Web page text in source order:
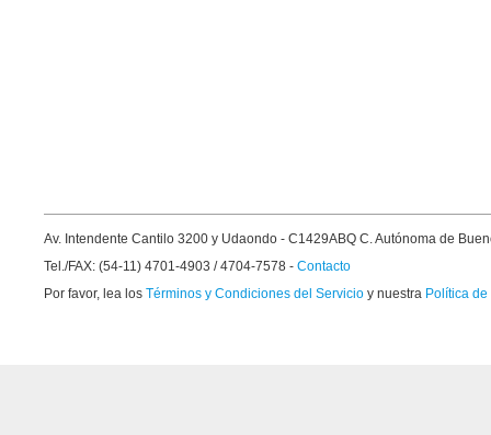
Av. Intendente Cantilo 3200 y Udaondo - C1429ABQ C. Autónoma de
Tel./FAX: (54-11) 4701-4903 / 4704-7578 - Contacto
Por favor, lea los Términos y Condiciones del Servicio y nuestra Política